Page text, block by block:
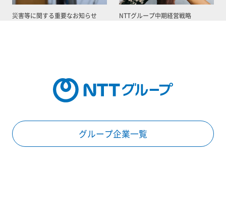
災害等に関する重要なお知らせ NTTグループ中期経営戦略
グループ企業一覧